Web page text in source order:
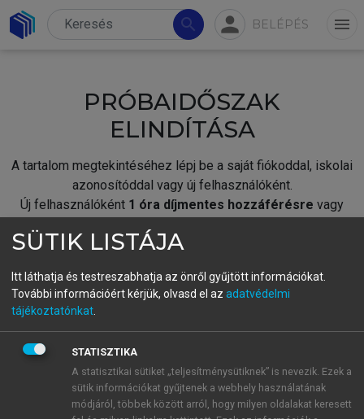
search person BELÉPÉS menu
PRÓBAIDŐSZAK
ELINDÍTÁSA
A tartalom megtekintéséhez lépj be a saját fiókoddal, iskolai
azonosítóddal vagy új felhasználóként.
Új felhasználóként 1 óra díjmentes hozzáférésre vagy
fiókoddal,vagy hozz létre új fiókot.
A regisztráció után apróbaidőszakautomatikusan
BELÉPÉS SAJÁT FIÓKKAL
ÚJ FIÓK LÉTREHOZÁSA
SÜTIK LISTÁJA
Itt láthatja és testreszabhatja az önről gyűjtött információkat.
További információért kérjük, olvasd el az adatvédelmi
tájékoztatónkat
STATISZTIKA
A statisztikai sütiket „teljesítménysütiknek” is nevezik. Ezek a
sütik információkat gyűjtenek a webhely használatának
módjáról, többek között arról, hogy milyen oldalakat keresett